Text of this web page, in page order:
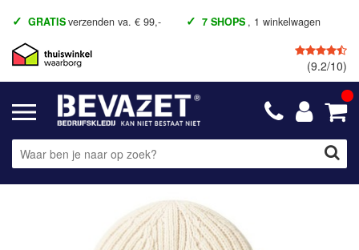
GRATISverzenden va. € 99,- 7 SHOPS , 1 winkelwagen
(9.2/10)